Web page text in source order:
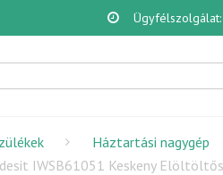
Ügyfélszolgálat:
Háztartási nagygép
IWSB61051 Keskeny